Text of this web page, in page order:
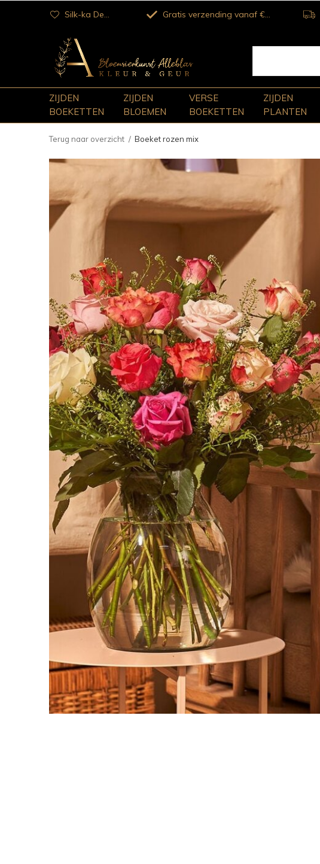
ZIJDEN
BOEKETTEN
ZIJDEN
BLOEMEN
VERSE
BOEKETTEN
ZIJDEN
PLANTEN
Silk-ka Dealer Gratis verzending vanaf €100
Terug naar overzicht Boeket rozen mix